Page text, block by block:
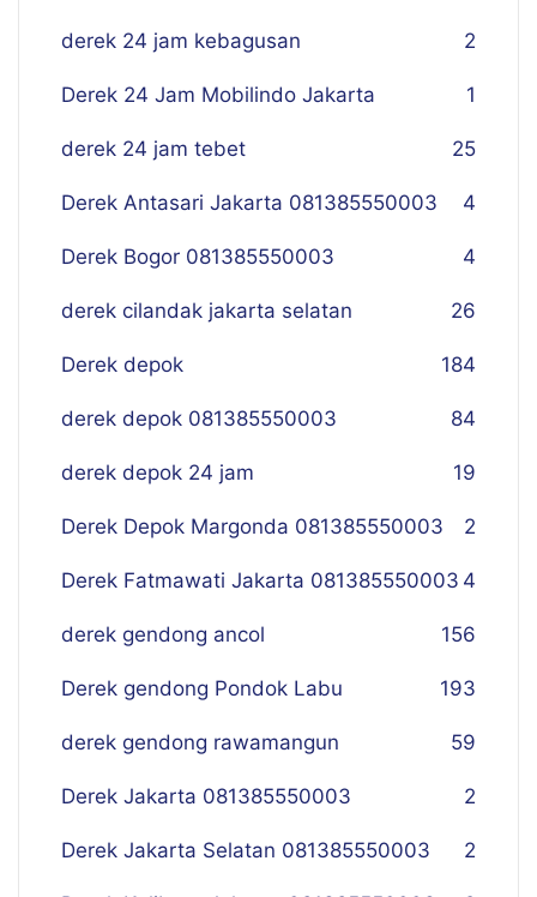
derek 24 jam kebagusan 2
Derek 24 Jam Mobilindo Jakarta 1
derek 24 jam tebet 25
Derek Antasari Jakarta 081385550003 4
Derek Bogor 081385550003 4
derek cilandak jakarta selatan 26
Derek depok 184
derek depok 081385550003 84
derek depok 24 jam 19
Derek Depok Margonda 081385550003 2
Derek Fatmawati Jakarta 081385550003 4
derek gendong ancol 156
Derek gendong Pondok Labu 193
derek gendong rawamangun 59
Derek Jakarta 081385550003 2
Derek Jakarta Selatan 081385550003 2